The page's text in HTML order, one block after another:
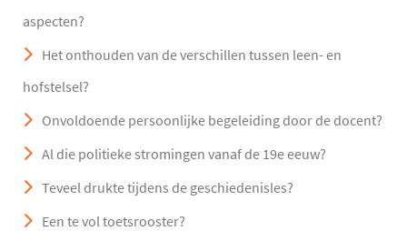
aspecten?
Het onthouden van de verschillen tussen leen- en
hofstelsel?
Onvoldoende persoonlijke begeleiding door de docent?
Al die politieke stromingen vanaf de 19e eeuw?
Teveel drukte tijdens de geschiedenisles?
Een te vol toetsrooster?